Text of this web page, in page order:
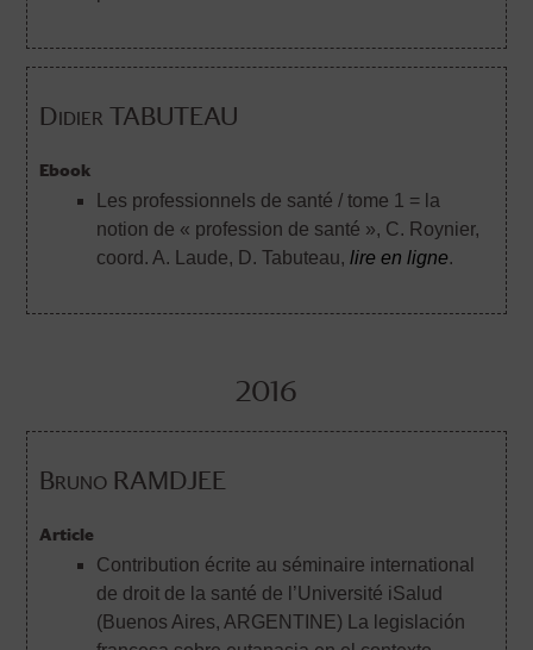
Didier TABUTEAU
Ebook
Les professionnels de santé / tome 1 = la
notion de « profession de santé », C. Roynier,
coord. A. Laude, D. Tabuteau,lire en ligne.
2016
Bruno RAMDJEE
Article
Contribution écrite au séminaire international
de droit de la santé de l’Université iSalud
(Buenos Aires, ARGENTINE) La legislación